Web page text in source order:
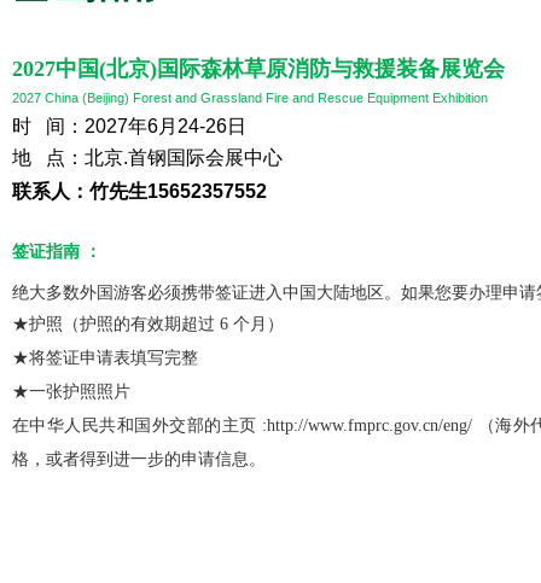
2027中国(北京)国际森林草原消防与救援装备展览会
2027 China (Beijing) Forest and Grassland Fire and Rescue Equipment Exhibition
时 间：2027年6月24-26日
地 点：北京.首钢国际会展中心
联系人：竹先生15652357552
签证指南 ：
绝大多数外国游客必须携带签证进入中国大陆地区。如果您要办理申
★护照（护照的有效期超过 6 个月）
★将签证申请表填写完整
★一张护照照片
在中华人民共和国外交部的主页 :http://www.fmprc.gov.cn/eng/ （海
格，或者得到进一步的申请信息。